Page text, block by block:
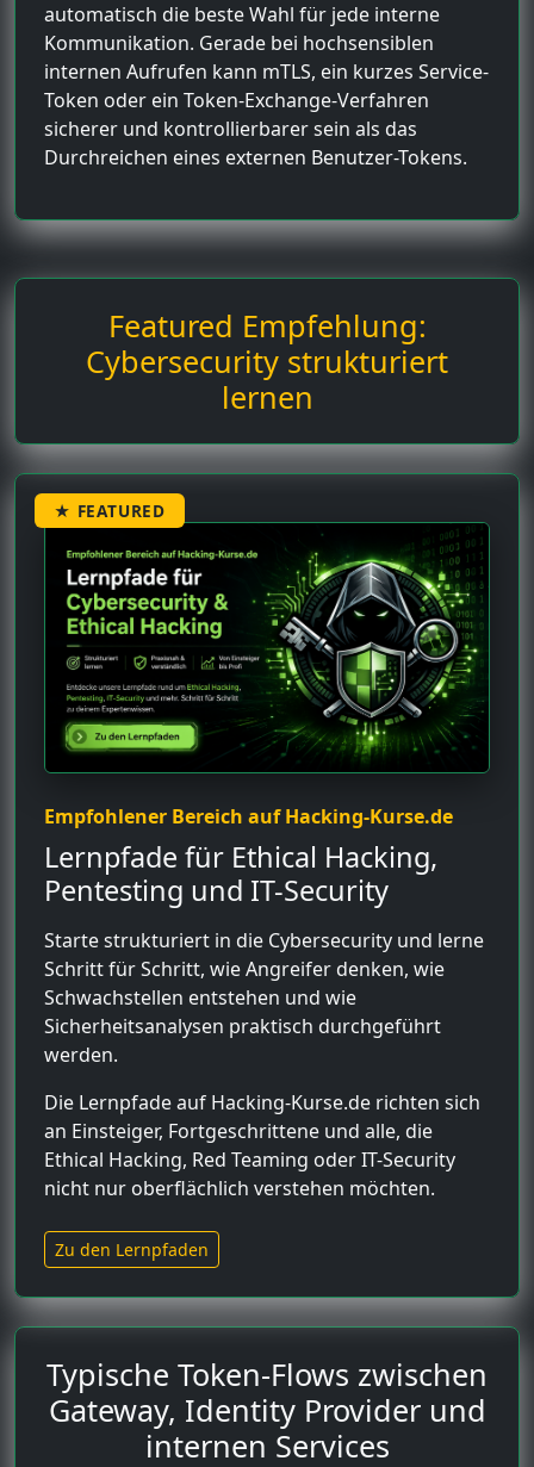
automatisch die beste Wahl für jede interne
Kommunikation. Gerade bei hochsensiblen
internen Aufrufen kann mTLS, ein kurzes Service-
Token oder ein Token-Exchange-Verfahren
sicherer und kontrollierbarer sein als das
Durchreichen eines externen Benutzer-Tokens.
Featured Empfehlung:
Cybersecurity strukturiert
lernen
★ FEATURED
Empfohlener Bereich auf Hacking-Kurse.de
Lernpfade für Ethical Hacking,
Pentesting und IT-Security
Starte strukturiert in die Cybersecurity und lerne
Schritt für Schritt, wie Angreifer denken, wie
Schwachstellen entstehen und wie
Sicherheitsanalysen praktisch durchgeführt
werden.
Die Lernpfade auf Hacking-Kurse.de richten sich
an Einsteiger, Fortgeschrittene und alle, die
Ethical Hacking, Red Teaming oder IT-Security
nicht nur oberflächlich verstehen möchten.
Zu den Lernpfaden
Typische Token-Flows zwischen
Gateway, Identity Provider und
internen Services